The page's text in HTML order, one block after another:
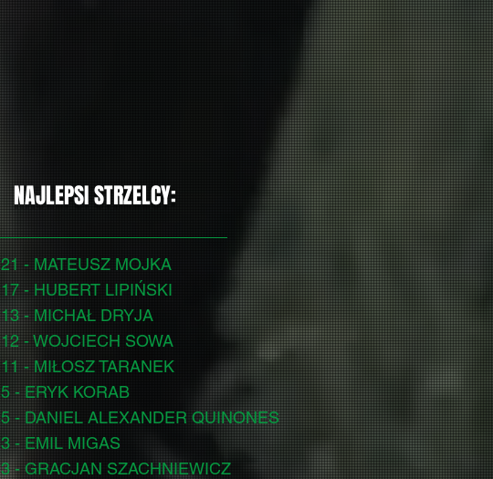
NAJLEPSI STRZELCY:
21 - MATEUSZ MOJKA
17 - HUBERT LIPIŃSKI
13 - MICHAŁ DRYJA
12 - WOJCIECH SOWA
11 - MIŁOSZ TARANEK
5 - ERYK KORAB
5 - DANIEL ALEXANDER QUINONES
3 - EMIL MIGAS
3 - GRACJAN SZACHNIEWICZ